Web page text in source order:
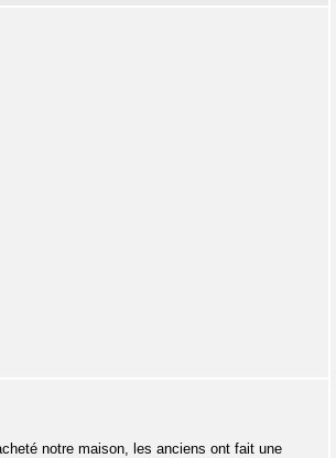
notre maison, les anciens ont fait une